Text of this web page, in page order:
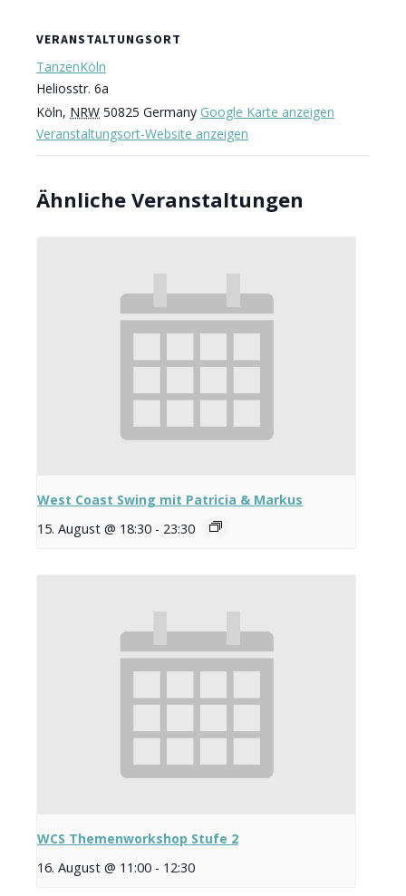
VERANSTALTUNGSORT
TanzenKöln
Heliosstr. 6a
Köln, NRW 50825 Germany Google Karte anzeigen
Veranstaltungsort-Website anzeigen
Ähnliche Veranstaltungen
West Coast Swing mit Patricia & Markus
15. August @ 18:30 - 23:30
WCS Themenworkshop Stufe 2
16. August @ 11:00 - 12:30